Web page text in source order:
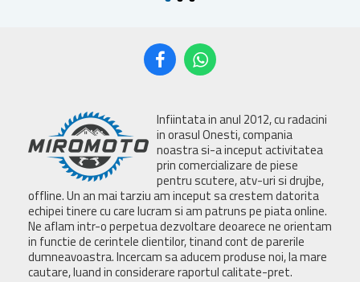
Infiintata in anul 2012, cu radacini
in orasul Onesti, compania
noastra si-a inceput activitatea
prin comercializare de piese
pentru scutere, atv-uri si drujbe,
offline. Un an mai tarziu am inceput sa crestem datorita
echipei tinere cu care lucram si am patruns pe piata online.
Ne aflam intr-o perpetua dezvoltare deoarece ne orientam
in functie de cerintele clientilor, tinand cont de parerile
dumneavoastra. Incercam sa aducem produse noi, la mare
cautare, luand in considerare raportul calitate-pret.